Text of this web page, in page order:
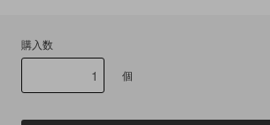
購入数
個